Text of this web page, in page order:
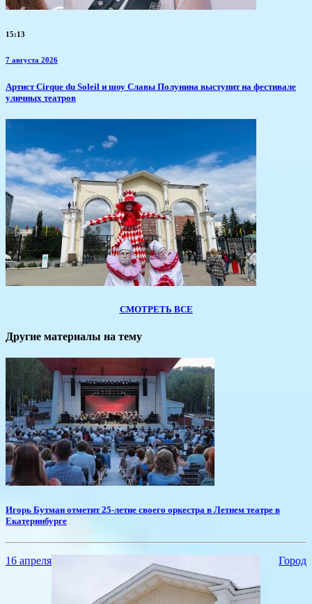
15:13
7 августа 2026
Артист Cirque du Soleil и шоу Славы Полунина выступит на фестивале
уличных театров
СМОТРЕТЬ ВСЕ
Другие материалы на тему
​Игорь Бутман отметит 25-летие своего оркестра в Летнем театре в
Екатеринбурге
16 апреля Город